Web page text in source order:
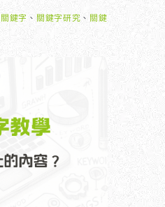
關鍵字 、 關鍵字研究 、 關鍵